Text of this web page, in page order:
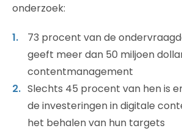
onderzoek:
73 procent van de
geeft meer dan 50 miljoen
contentmanagement
Slechts 45 procent van hen is
de investeringen in digitale
het behalen van hun targets